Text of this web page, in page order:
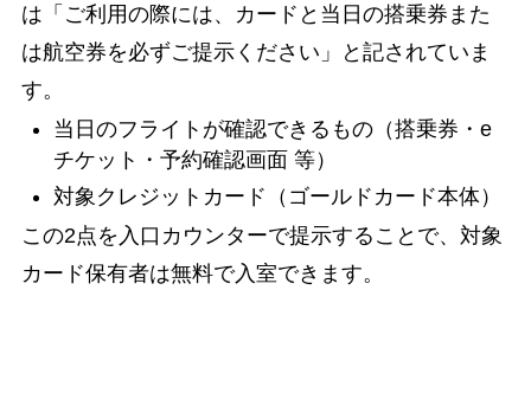
は「ご利用の際には、カードと当日の搭乗券また
は航空券を必ずご提示ください」と記されていま
す。
当日のフライトが確認できるもの（搭乗券・e
チケット・予約確認画面 等）
対象クレジットカード（ゴールドカード本体）
この2点を入口カウンターで提示することで、対象
カード保有者は無料で入室できます。